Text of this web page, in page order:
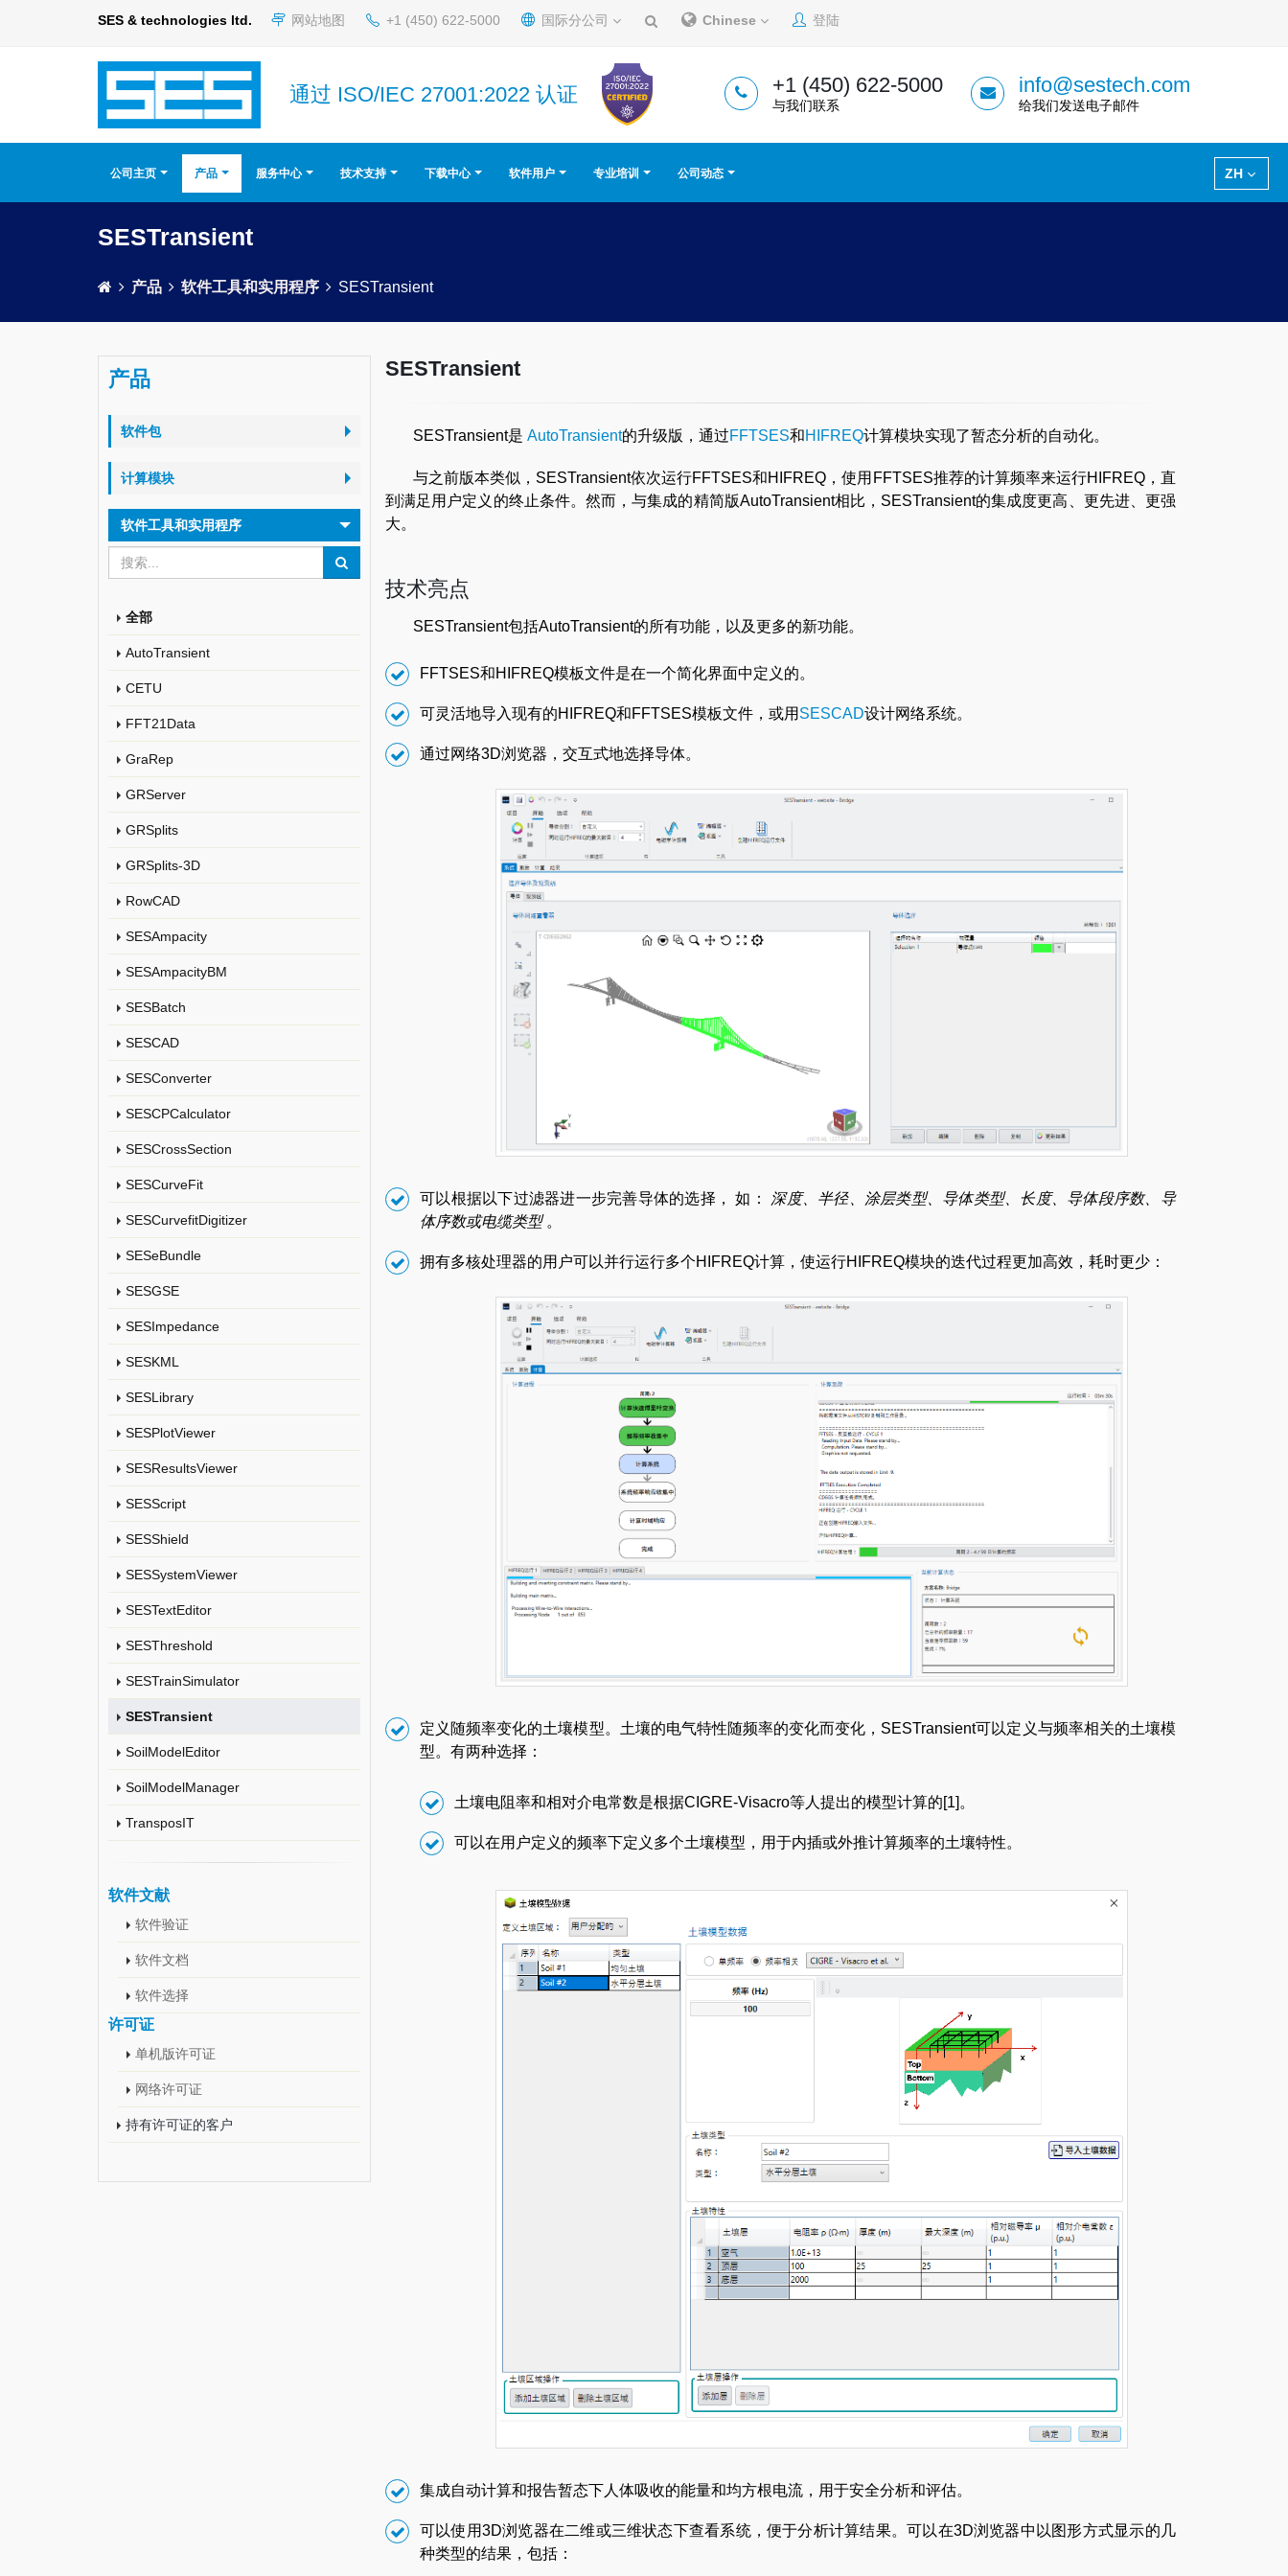
SES & technologies ltd. 网站地图 +1 (450) 622-5000 国际分公司 Chinese 登陆
通过 ISO/IEC 27001:2022 认证 +1 (450) 622-5000
与我们联系
info@sestech.com
给我们发送电子邮件
ZH
公司主页 产品 服务中心 技术支持 下载中心 软件用户 专业培训 公司动态
SESTransient
产品 软件工具和实用程序 SESTransient
产品
软件包
计算模块
软件工具和实用程序
全部
AutoTransient
CETU
FFT21Data
GraRep
GRServer
GRSplits
GRSplits-3D
RowCAD
SESAmpacity
SESAmpacityBM
SESBatch
SESCAD
SESConverter
SESCPCalculator
SESCrossSection
SESCurveFit
SESCurvefitDigitizer
SESeBundle
SESGSE
SESImpedance
SESKML
SESLibrary
SESPlotViewer
SESResultsViewer
SESScript
SESShield
SESSystemViewer
SESTextEditor
SESThreshold
SESTrainSimulator
SESTransient
SoilModelEditor
SoilModelManager
TransposIT
软件文献
软件验证
软件文档
软件选择
许可证
单机版许可证
网络许可证
持有许可证的客户
SESTransient
SESTransient是 AutoTransient的升级版，通过FFTSES和HIFREQ计算模块实现了暂态分析的自动化。
与之前版本类似，SESTransient依次运行FFTSES和HIFREQ，使用FFTSES推荐的计算频率来运行HIFREQ，直
到满足用户定义的终止条件。然而，与集成的精简版AutoTransient相比，SESTransient的集成度更高、更先进、更强
大。
技术亮点
SESTransient包括AutoTransient的所有功能，以及更多的新功能。
FFTSES和HIFREQ模板文件是在一个简化界面中定义的。
可灵活地导入现有的HIFREQ和FFTSES模板文件，或用 SESCAD设计网络系统。
通过网络3D浏览器，交互式地选择导体。
可以根据以下过滤器进一步完善导体的选择， 如：
深度、半径、涂层类型、导体类型、长度、导体段序数、导
体序数或电缆类型 。
拥有多核处理器的用户可以并行运行多个HIFREQ计算，使运行HIFREQ模块的迭代过程更加高效，耗时更少：
定义随频率变化的土壤模型。土壤的电气特性随频率的变化而变化，SESTransient可以定义与频率相关的土壤模
型。有两种选择：
土壤电阻率和相对介电常数是根据CIGRE-Visacro等人提出的模型计算的[1]。
可以在用户定义的频率下定义多个土壤模型，用于内插或外推计算频率的土壤特性。
集成自动计算和报告暂态下人体吸收的能量和均方根电流，用于安全分析和评估。
可以使用3D浏览器在二维或三维状态下查看系统，便于分析计算结果。可以在3D浏览器中以图形方式显示的几
种类型的结果，包括：